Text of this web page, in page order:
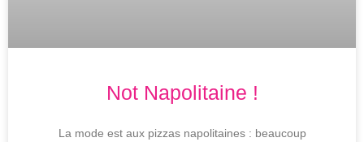
Not Napolitaine !
La mode est aux pizzas napolitaines : beaucoup